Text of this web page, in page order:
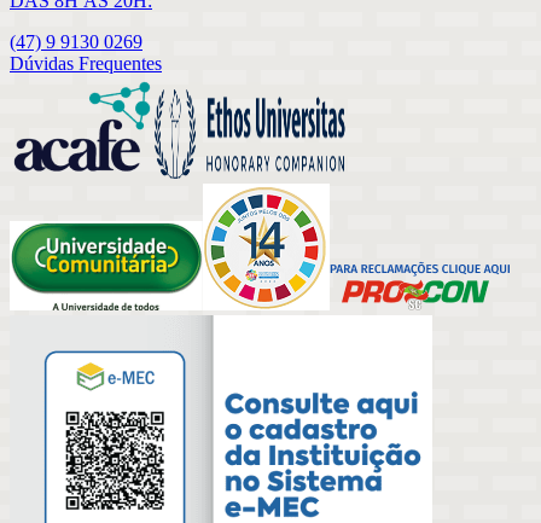
(47) 9 9130 0269
Dúvidas Frequentes